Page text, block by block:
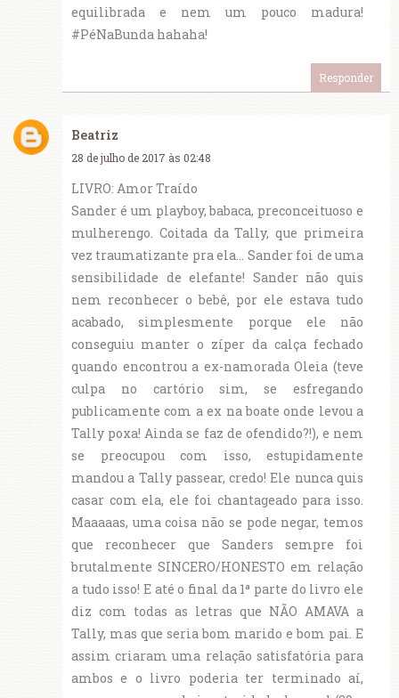
equilibrada e nem um pouco madura!
#PéNaBunda hahaha!
Responder
Beatriz
28 de julho de 2017 às 02:48
LIVRO: Amor Traído
Sander é um playboy, babaca, preconceituoso e
mulherengo. Coitada da Tally, que primeira
vez traumatizante pra ela... Sander foi de uma
sensibilidade de elefante! Sander não quis
nem reconhecer o bebê, por ele estava tudo
acabado, simplesmente porque ele não
conseguiu manter o zíper da calça fechado
quando encontrou a ex-namorada Oleia (teve
culpa no cartório sim, se esfregando
publicamente com a ex na boate onde levou a
Tally poxa! Ainda se faz de ofendido?!), e nem
se preocupou com isso, estupidamente
mandou a Tally passear, credo! Ele nunca quis
casar com ela, ele foi chantageado para isso.
Maaaaas, uma coisa não se pode negar, temos
que reconhecer que Sanders sempre foi
brutalmente SINCERO/HONESTO em relação
a tudo isso! E até o final da 1ª parte do livro ele
diz com todas as letras que NÃO AMAVA a
Tally, mas que seria bom marido e bom pai. E
assim criaram uma relação satisfatória para
ambos e o livro poderia ter terminado aí,